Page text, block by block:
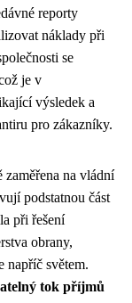
reporty
náklady při
se
je v
výsledek a
pro zákazníky.
na vládní
podstatnou část
při řešení
obrany,
napříč světem.
tok příjmů